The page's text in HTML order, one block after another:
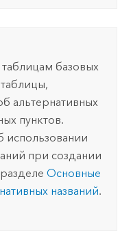
базовых
альтернативных
пунктов.
при создании
Основные
названий.